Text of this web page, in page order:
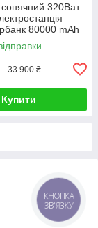
320Ват
80000 mAh
33 900 ₴
Купити
КНОПКА
ЗВ'ЯЗКУ